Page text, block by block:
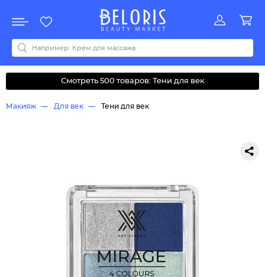
Акции
Все бренды
0-9ABCDEFGHIJKLMNOPQRSTUVWYZАБВДЗИМОКЛНПРСТУФ
Смотреть 500 товаров: Тени для век
Макияж Для век Тени для век